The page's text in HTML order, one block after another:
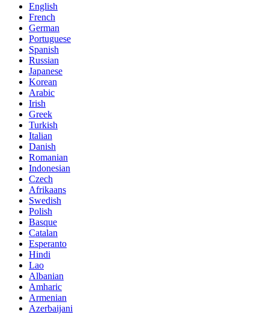
English
French
German
Portuguese
Spanish
Russian
Japanese
Korean
Arabic
Irish
Greek
Turkish
Italian
Danish
Romanian
Indonesian
Czech
Afrikaans
Swedish
Polish
Basque
Catalan
Esperanto
Hindi
Lao
Albanian
Amharic
Armenian
Azerbaijani